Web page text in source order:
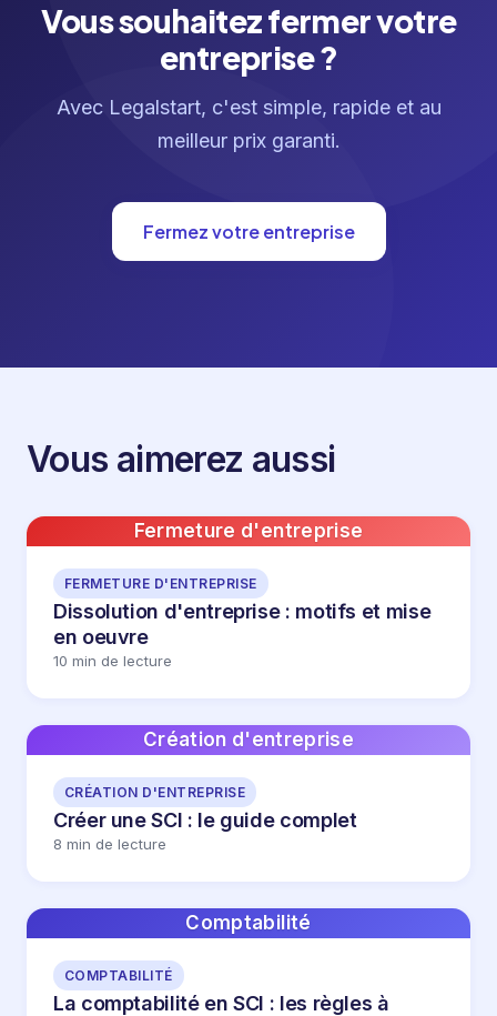
Vous souhaitez fermer votre
entreprise ?
Avec Legalstart, c'est simple, rapide et au
meilleur prix garanti.
Fermez votre entreprise
Vous aimerez aussi
Fermeture d'entreprise
FERMETURE D'ENTREPRISE
Dissolution d'entreprise : motifs et mise
en oeuvre
10 min de lecture
Création d'entreprise
CRÉATION D'ENTREPRISE
Créer une SCI : le guide complet
8 min de lecture
Comptabilité
COMPTABILITÉ
La comptabilité en SCI : les règles à